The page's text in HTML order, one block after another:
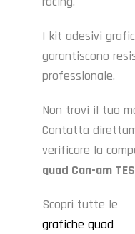
I kit adesivi
garantiscono
professionale.
Non trovi il tuo
Contatta
verificare la
quad Can-am
Scopri tutte le
grafiche quad